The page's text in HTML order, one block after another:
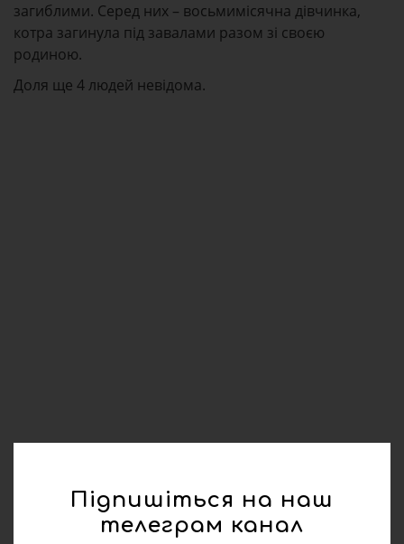
загиблими. Серед них – восьмимісячна дівчинка,
котра загинула під завалами разом зі своєю
родиною.
Доля ще 4 людей невідома.
Підпишіться на наш
телеграм канал